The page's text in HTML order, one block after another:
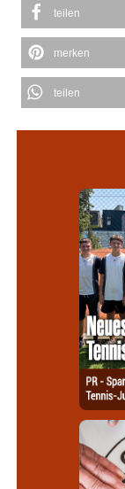
teilen
merken
teilen